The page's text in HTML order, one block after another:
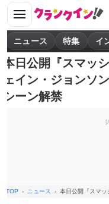
ニュース 特集 イ
本日公開『スマッ
ェイン・ジョンソ
シーン解禁
TOP ニュース 本日公開『スマ